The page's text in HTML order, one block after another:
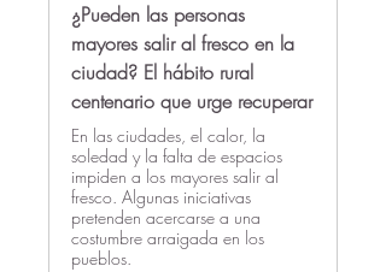
¿Pueden las personas
mayores salir al fresco en la
ciudad? El hábito rural
centenario que urge recuperar
En las ciudades, el calor, la
soledad y la falta de espacios
impiden a los mayores salir al
fresco. Algunas iniciativas
pretenden acercarse a una
costumbre arraigada en los
pueblos.